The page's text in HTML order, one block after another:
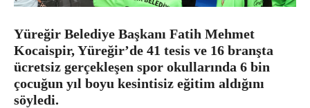
Yüreğir Belediye Başkanı Fatih Mehmet
Kocaispir, Yüreğir’de 41 tesis ve 16 branşta
ücretsiz gerçekleşen spor okullarında 6 bin
çocuğun yıl boyu kesintisiz eğitim aldığını
söyledi.